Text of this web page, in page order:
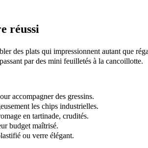
réussi
des plats qui impressionnent autant que
par des mini feuilletés à la cancoillotte.
accompagner des gressins.
les chips industrielles.
en tartinade, crudités.
budget maîtrisé.
ou verre élégant.